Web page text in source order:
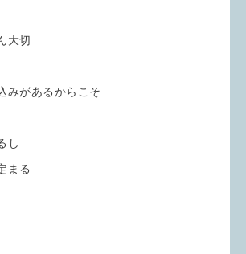
大切
みがあるからこそ
し
まる